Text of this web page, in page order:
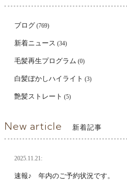
ブログ (769)
新着ニュース (34)
毛髪再生プログラム (0)
白髪ぼかしハイライト (3)
艶髪ストレート (5)
New article 新着記事
2025.11.21:
速報♪ 年内のご予約状況です。